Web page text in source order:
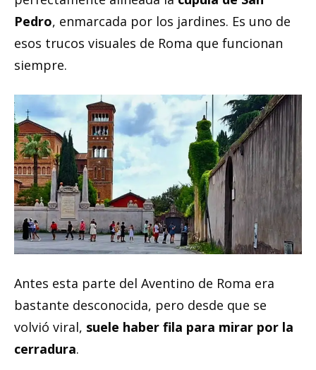
Pedro, enmarcada por los jardines. Es uno de
esos trucos visuales de Roma que funcionan
siempre.
Antes esta parte del Aventino de Roma era
bastante desconocida, pero desde que se
volvió viral, suele haber fila para mirar por la
cerradura.